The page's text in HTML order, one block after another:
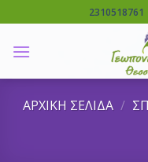
to
content
2310518761
ΑΡΧΙΚΗ ΣΕΛΙΔΑ /